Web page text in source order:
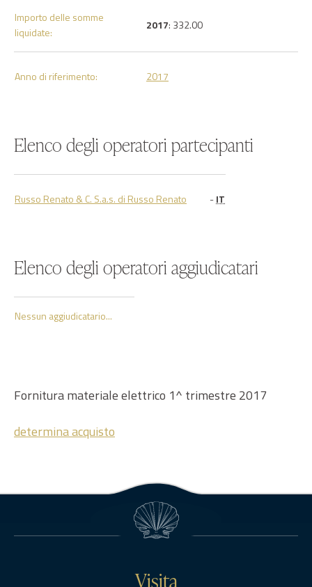
Importo delle somme
liquidate:
2017: 332.00
Anno di riferimento: 2017
Elenco degli operatori partecipanti
Russo Renato & C. S.a.s. di Russo Renato -IT
Elenco degli operatori aggiudicatari
Nessun aggiudicatario...
Fornitura materiale elettrico 1^ trimestre 2017
determina acquisto
Visita